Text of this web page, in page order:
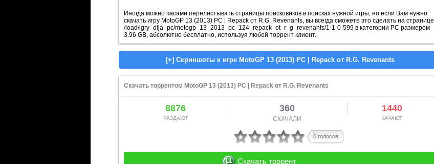
Иногда можно часами перелистывать страницы поисковиков в поисках нужной игры, но если Вам нужно
скачать игру MotoGP 13 (2013) PC | Repack от R.G. Revenants, вы всегда сможете это сделать на странице
/load/igry_dlja_pc/motogp_13_2013_pc_124_repack_ot_r_g_revenants/1-1-0-599 в категории PC размером
3.96 GB, абсолютно бесплатно, используя любой торрент клиент.
Скачать торрентом MotoGP 13 (2013) PC | Repack от R.G. Revenants
8876
РАЗДАЮТ
360
СКАЧАЛИ
1440
КАЧАЮТ
0 голосов
Скачать торрент